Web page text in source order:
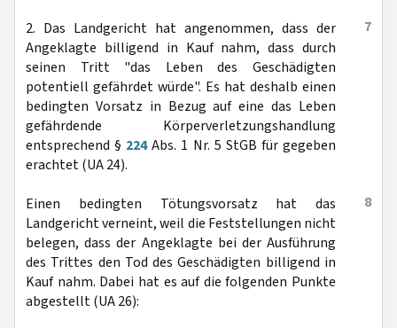
7
2. Das Landgericht hat angenommen, dass der
Angeklagte billigend in Kauf nahm, dass durch
seinen Tritt "das Leben des Geschädigten
potentiell gefährdet würde". Es hat deshalb einen
bedingten Vorsatz in Bezug auf eine das Leben
gefährdende Körperverletzungshandlung
entsprechend § 224Abs. 1 Nr. 5 StGB für gegeben
erachtet (UA 24).
8
Einen bedingten Tötungsvorsatz hat das
Landgericht verneint, weil die Feststellungen nicht
belegen, dass der Angeklagte bei der Ausführung
des Trittes den Tod des Geschädigten billigend in
Kauf nahm. Dabei hat es auf die folgenden Punkte
abgestellt (UA 26):